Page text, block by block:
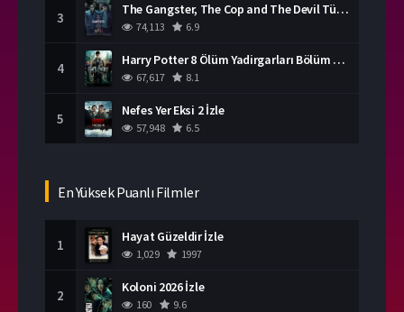
3 The Gangster, The Cop and The Devil Türkçe Dublaj İzle
74,113 6.9
4 Harry Potter 8 Ölüm Yadirgarları Bölüm 2 İzle
67,617 8.1
5 Nefes Yer Eksi 2 İzle
57,948 6.5
En Yüksek Puanlı Filmler
1 Hayat Güzeldir İzle
1,029 1997
2 Koloni 2026 İzle
160 9.6